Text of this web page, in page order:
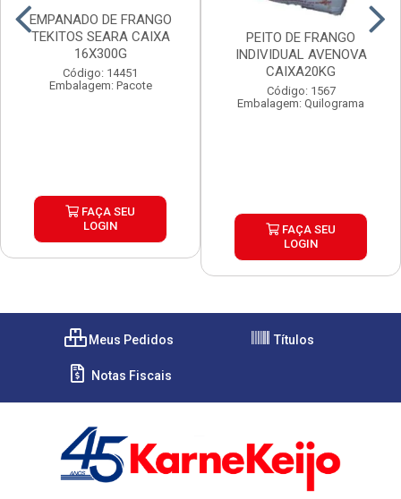
EMPANADO DE FRANGO
TEKITOS SEARA CAIXA
16X300G
Código: 14451
Embalagem: Pacote
FAÇA SEU
LOGIN
PEITO DE FRANGO
INDIVIDUAL AVENOVA
CAIXA20KG
Código: 1567
Embalagem: Quilograma
FAÇA SEU
LOGIN
Meus Pedidos Títulos
Notas Fiscais